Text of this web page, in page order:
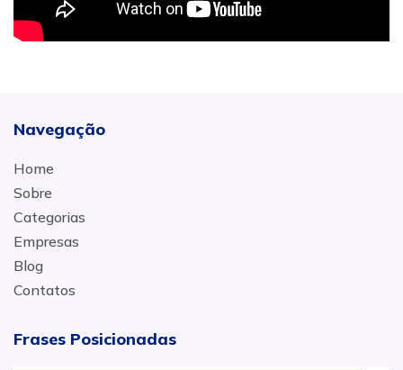
Navegação
Home
Sobre
Categorias
Empresas
Blog
Contatos
Frases Posicionadas